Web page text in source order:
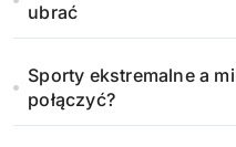
ubrać
Sporty ekstremalne a
połączyć?